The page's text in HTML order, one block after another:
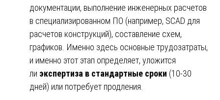
документации, выполнение инженерных расчетов
в специализированном ПО (например, SCAD для
расчетов конструкций), составление схем,
графиков. Именно здесь основные трудозатраты,
и именно этот этап определяет, уложится
ли экспертиза в стандартные сроки (10-30
дней) или потребует продления.